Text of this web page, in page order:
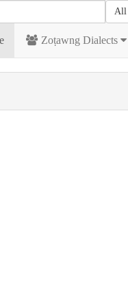
All
Zoṭawng Dialects